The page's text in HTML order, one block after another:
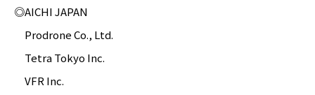
◎AICHI JAPAN
Prodrone Co., Ltd.
Tetra Tokyo Inc.
VFR Inc.